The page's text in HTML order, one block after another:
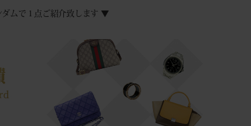
ムで１点ご紹介致します ▼